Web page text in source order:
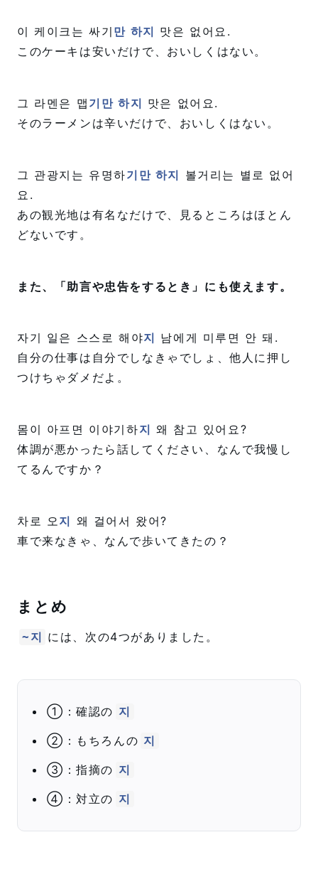
이 케이크는 싸기 만 하지 맛은 없어요.
このケーキは安いだけで、おいしくはない。
그 라멘은 맵 기만 하지 맛은 없어요.
そのラーメンは辛いだけで、おいしくはない。
그 관광지는 유명하기만 하지 볼거리는 별로 없어
요.
あの観光地は有名なだけで、見るところはほとん
どないです。
また、「助言や忠告をするとき」にも使えます。
자기 일은 스스로 해야지 남에게 미루면 안 돼.
自分の仕事は自分でしなきゃでしょ、他人に押し
つけちゃダメだよ。
몸이 아프면 이야기하지 왜 참고 있어요?
体調が悪かったら話してください、なんで我慢し
てるんですか？
차로 오 지 왜 걸어서 왔어?
車で来なきゃ、なんで歩いてきたの？
まとめ
~지 には、次の4つがありました。
①：確認の 지
②：もちろんの 지
③：指摘の 지
④：対立の 지